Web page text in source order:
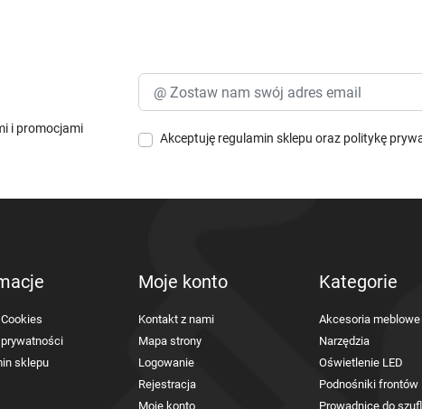
i promocjami
Akceptuję regulamin sklepu oraz politykę
sklepu
Moje konto
Kontakt z nami
Mapa strony
Logowanie
Rejestracja
Moje konto
Kategorie
Akcesoria meblowe
Narzędzia
Oświetlenie LED
Podnośniki frontów
Prowadnice do